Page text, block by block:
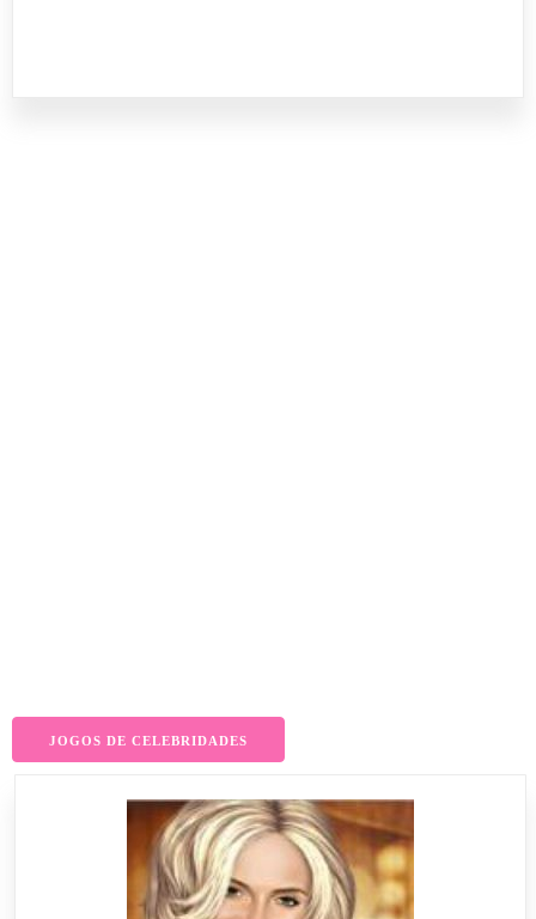
JOGOS DE CELEBRIDADES